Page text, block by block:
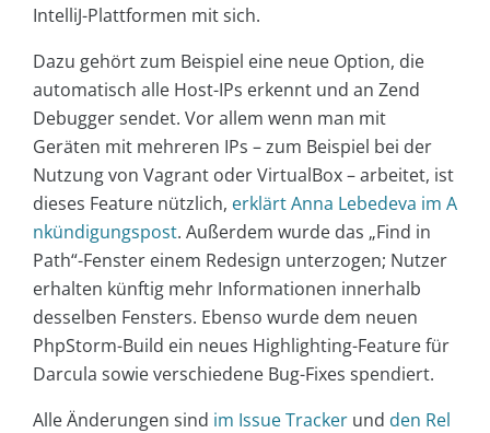
IntelliJ-Plattformen mit sich.
Dazu gehört zum Beispiel eine neue Option, die
automatisch alle Host-IPs erkennt und an Zend
Debugger sendet. Vor allem wenn man mit
Geräten mit mehreren IPs – zum Beispiel bei der
Nutzung von Vagrant oder VirtualBox – arbeitet, ist
dieses Feature nützlich, erklärt Anna Lebedeva im A
nkündigungspost. Außerdem wurde das „Find in
Path“-Fenster einem Redesign unterzogen; Nutzer
erhalten künftig mehr Informationen innerhalb
desselben Fensters. Ebenso wurde dem neuen
PhpStorm-Build ein neues Highlighting-Feature für
Darcula sowie verschiedene Bug-Fixes spendiert.
Alle Änderungen sind im Issue Tracker und den Rel